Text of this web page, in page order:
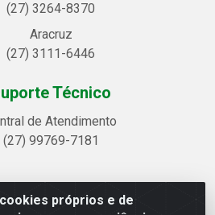
próprios e de
(27) 3264-8370
Aracruz
(27) 3111-6446
Técnico
de Atendimento
(27) 99769-7181
LTDA - Avenida Alegre, 2521 -